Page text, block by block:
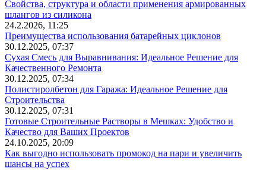
Свойства, структура и области применения армированных
шлангов из силикона
24.2.2026, 11:25
Преимущества использования батарейных циклонов
30.12.2025, 07:37
Сухая Смесь для Выравнивания: Идеальное Решение для
Качественного Ремонта
30.12.2025, 07:34
Полистиролбетон для Гаража: Идеальное Решение для
Строительства
30.12.2025, 07:31
Готовые Строительные Растворы в Мешках: Удобство и
Качество для Ваших Проектов
24.10.2025, 20:09
Как выгодно использовать промокод на пари и увеличить
шансы на успех